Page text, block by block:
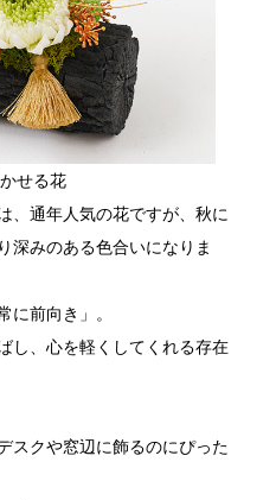
せる花
、通年人気の花ですが、秋に
深みのある色合いになりま
に前向き」。
し、心を軽くしてくれる存在
スクや窓辺に飾るのにぴった